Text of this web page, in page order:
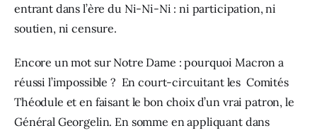
entrant dans l’ère du Ni-Ni-Ni : ni participation, ni
soutien, ni censure.
Encore un mot sur Notre Dame : pourquoi Macron a
réussi l’impossible ?  En court-circuitant les  Comités
Théodule et en faisant le bon choix d’un vrai patron, le
Général Georgelin. En somme en appliquant dans